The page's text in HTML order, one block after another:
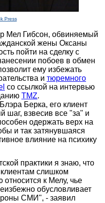
Press
Мел Гибсон, обвиняемый
жены Оксаны
пойти на сделку с
побоев в обмен
ему избежать
и тюремного
со ссылкой на интервью
TMZ.
Берка, его клиент
шаг, взвесив все "за" и
одержать верх на
и так затянувшаяся
влияние на психику
практики я знаю, что
клиентам слишком
к Мелу, чье
обусловливает
СМИ", - заявил